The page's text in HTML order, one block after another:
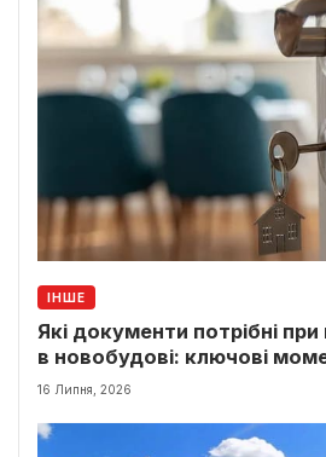
ІНШЕ
Які документи потрібні при
в новобудові: ключові
16 Липня, 2026